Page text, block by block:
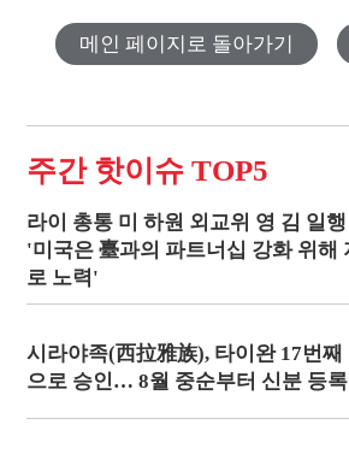
메인 페이지로 돌아가기
주간 핫이슈 TOP5
라이 총통 미 하원 외교위 영 김 일
'미국은 臺과의 파트너십 강화 위해
로 노력'
시라야족(西拉雅族), 타이완 17번째
으로 승인… 8월 중순부터 신분 등